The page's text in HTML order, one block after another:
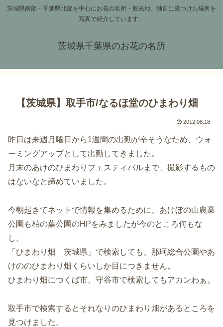
茨城県南部・千葉県北部を中心にお花の名所・観光地、独自に見つけた場所を
写真で紹介しています。
茨城県千葉県のお花の名所
【茨城県】取手市/なるほ堂のひまわり畑
2012.08.18
昨日は来週月曜日から1週間の出勤が辛そうなため、ウォ
ーミングアップとして出勤してきました。
月末のあけのひまわりフェスティバルまで、撮影するもの
はないなと諦めていました。
今朝起きてネットで情報を集めるために、あけぼの山農業
公園も柏の葉公園のHPをみましたが今のところ何もな
し。
「ひまわり畑 茨城県」で検索しても、那珂総合公園やあ
けののひまわり畑くらいしか目につきません。
ひまわり畑につくば市、守谷市で検索してもアカンわぁ。
取手市で検索するとそれなりのひまわり畑があるところを
見つけました。